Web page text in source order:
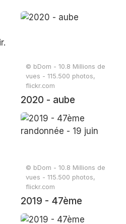
© bDom - 10.8 Millions de
vues - 115.500 photos,
flickr.com
2020 - aube
© bDom - 10.8 Millions de
vues - 115.500 photos,
flickr.com
2019 - 47ème
randonnée - 19 juin